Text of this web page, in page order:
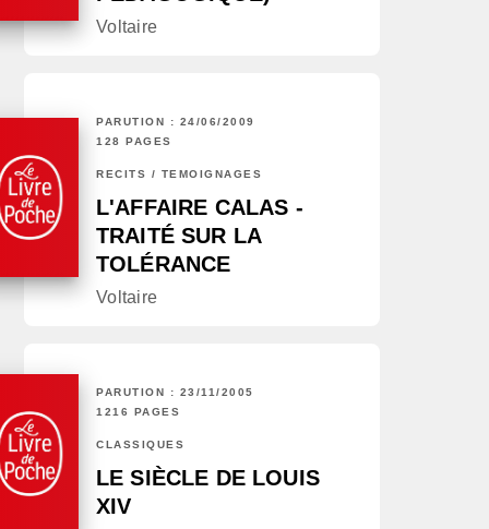
Voltaire
PARUTION : 24/06/2009
128 PAGES
RÉCITS / TÉMOIGNAGES
L'AFFAIRE CALAS -
TRAITÉ SUR LA
TOLÉRANCE
Voltaire
PARUTION : 23/11/2005
1216 PAGES
CLASSIQUES
LE SIÈCLE DE LOUIS
XIV